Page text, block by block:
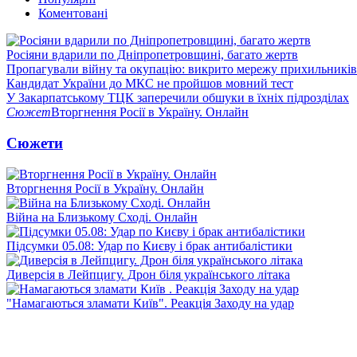
Коментовані
Росіяни вдарили по Дніпропетровщині, багато жертв
Пропагували війну та окупацію: викрито мережу
Кандидат України до МКС не пройшов мовний тест
У Закарпатському ТЦК заперечили обшуки в їхніх підрозділах
СюжетВторгнення Росії в Україну. Онлайн
Сюжети
Вторгнення Росії в Україну. Онлайн
Війна на Близькому Сході. Онлайн
Підсумки 05.08: Удар по Києву і брак антибалістики
Диверсія в Лейпцигу. Дрон біля українського літака
"Намагаються зламати Київ". Реакція Заходу на удар